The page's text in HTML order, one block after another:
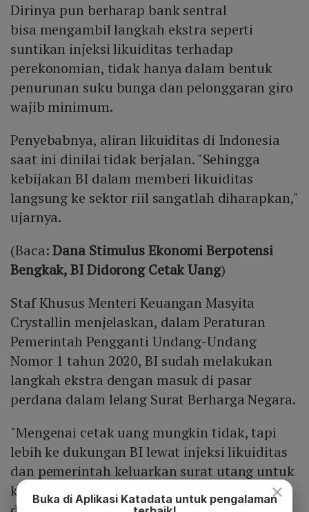
Dirinya pun berharap bank sentral
bisa mengambil langkah ekstra seperti
suntikan injeksi likuiditas terhadap
perekonomian, tidak hanya dalam bentuk
penurunan suku bunga dan pelonggaran giro
wajib minimum.
Penyebabnya, aliran likuiditas di Indonesia
saat ini dinilai tidak berjalan. "Sehingga
kebijakan BI dalam memberi likuiditas
langsung ke sektor riil sangatlah diharapkan,"
ujarnya.
(Baca:Dana Stimulus Ekonomi Berpotensi
Bengkak, BI Didorong Cetak Uang)
Staf Khusus Menteri Keuangan Masyita
Crystallin menjelaskan, dalam Peraturan
Pemerintah Pengganti Undang-Undang
Nomor 1 tahun 2020, BI sudah melakukan
langkah ekstra dengan masuk di pasar
perdana dalam lelang Surat Berharga Negara.
"Mengenai cetak uang mungkin tidak, tapi
lebih ke dukungan BI lewat injeksi likuiditas
dan pemerintah keluarkan surat utang untuk
kemudian BI serap," kata Masyita dalam
×
Buka di Aplikasi Katadata untuk pengalaman